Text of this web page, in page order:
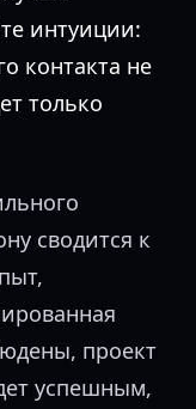
интуиции:
контакта не
только
сводится к
проект
успешным,